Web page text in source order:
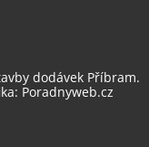
dodávekPříbram.
Poradnyweb.cz